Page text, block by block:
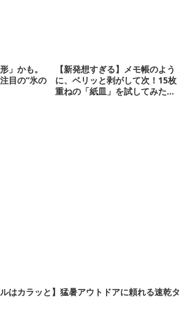
」かも。
目の“氷の
【新発想すぎる】メモ帳のよう
に、ベリッと剥がして次！15枚
重ねの「紙皿」を試してみた
はカラッと】猛暑アウトドアに頼れる速乾タ